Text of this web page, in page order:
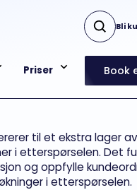
Priser Book
Bli
til et ekstra lager
i etterspørselen. Det
og oppfylle
i etterspørselen.